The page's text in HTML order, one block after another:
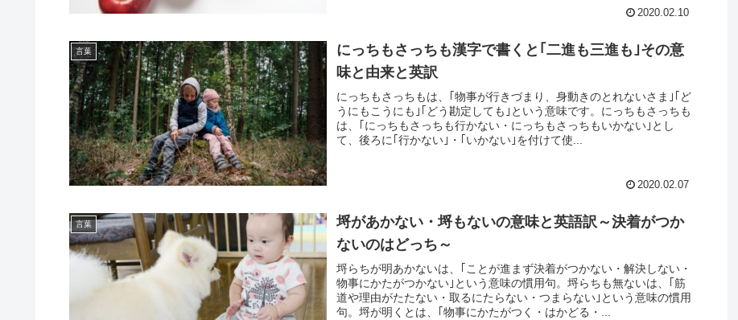
2020.02.10
言葉
にっちもさっちも漢字で書くと｢二進も三進も｣その意
味と由来と英訳
にっちもさっちもは、｢物事が行きづまり、身動きのとれないさま｣｢ど
うにもこうにも｣｢どう勘定しても｣という意味です。にっちもさっちも
は、｢にっちもさっちも行かない・にっちもさっちもいかない｣とし
て、後ろに｢行かない｣・｢いかない｣を付けて使...
2020.02.07
言葉
埒があかない・埒もないの意味と英語訳～決着がつか
ないのはどっち～
埒らちが明あかないは、｢ことが進まず決着がつかない・解決しない・
物事にかたがつかない｣という意味の慣用句。埒らちも無ないは、｢筋
道や理由がたたない・取るにたらない・つまらない｣という意味の慣用
句。埒が明くとは、｢物事にかたがつく・はかどる・...